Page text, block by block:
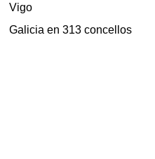
Vigo
Galicia en 313 concellos